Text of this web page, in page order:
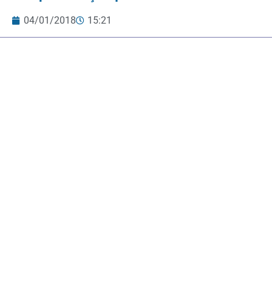
04/01/2018 15:21